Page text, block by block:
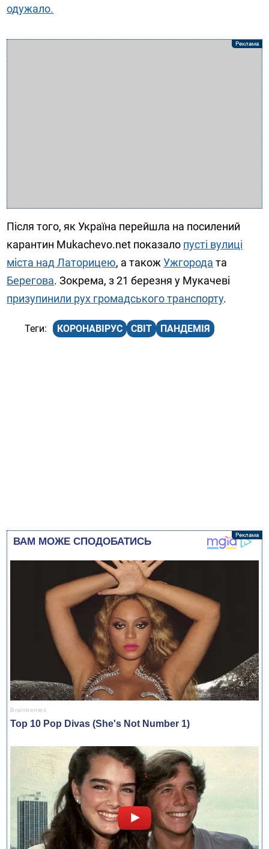
одужало.
Після того, як Україна перейшла на посилений
карантин Mukachevo.net показало пусті вулиці
міста над Латорицею, а такожУжгорода та
Берегова. Зокрема, з 21 березня у Мукачеві
призупинили рух громадського транспорту.
КОРОНАВІРУС СВІТ ПАНДЕМІЯ